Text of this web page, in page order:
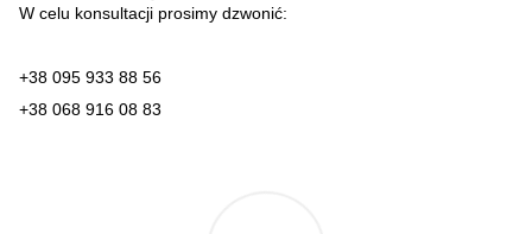
W celu konsultacji prosimy dzwonić:
+38 095 933 88 56
+38 068 916 08 83